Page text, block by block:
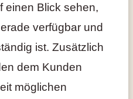
einen Blick sehen,
verfügbar und
ist. Zusätzlich
dem Kunden
möglichen